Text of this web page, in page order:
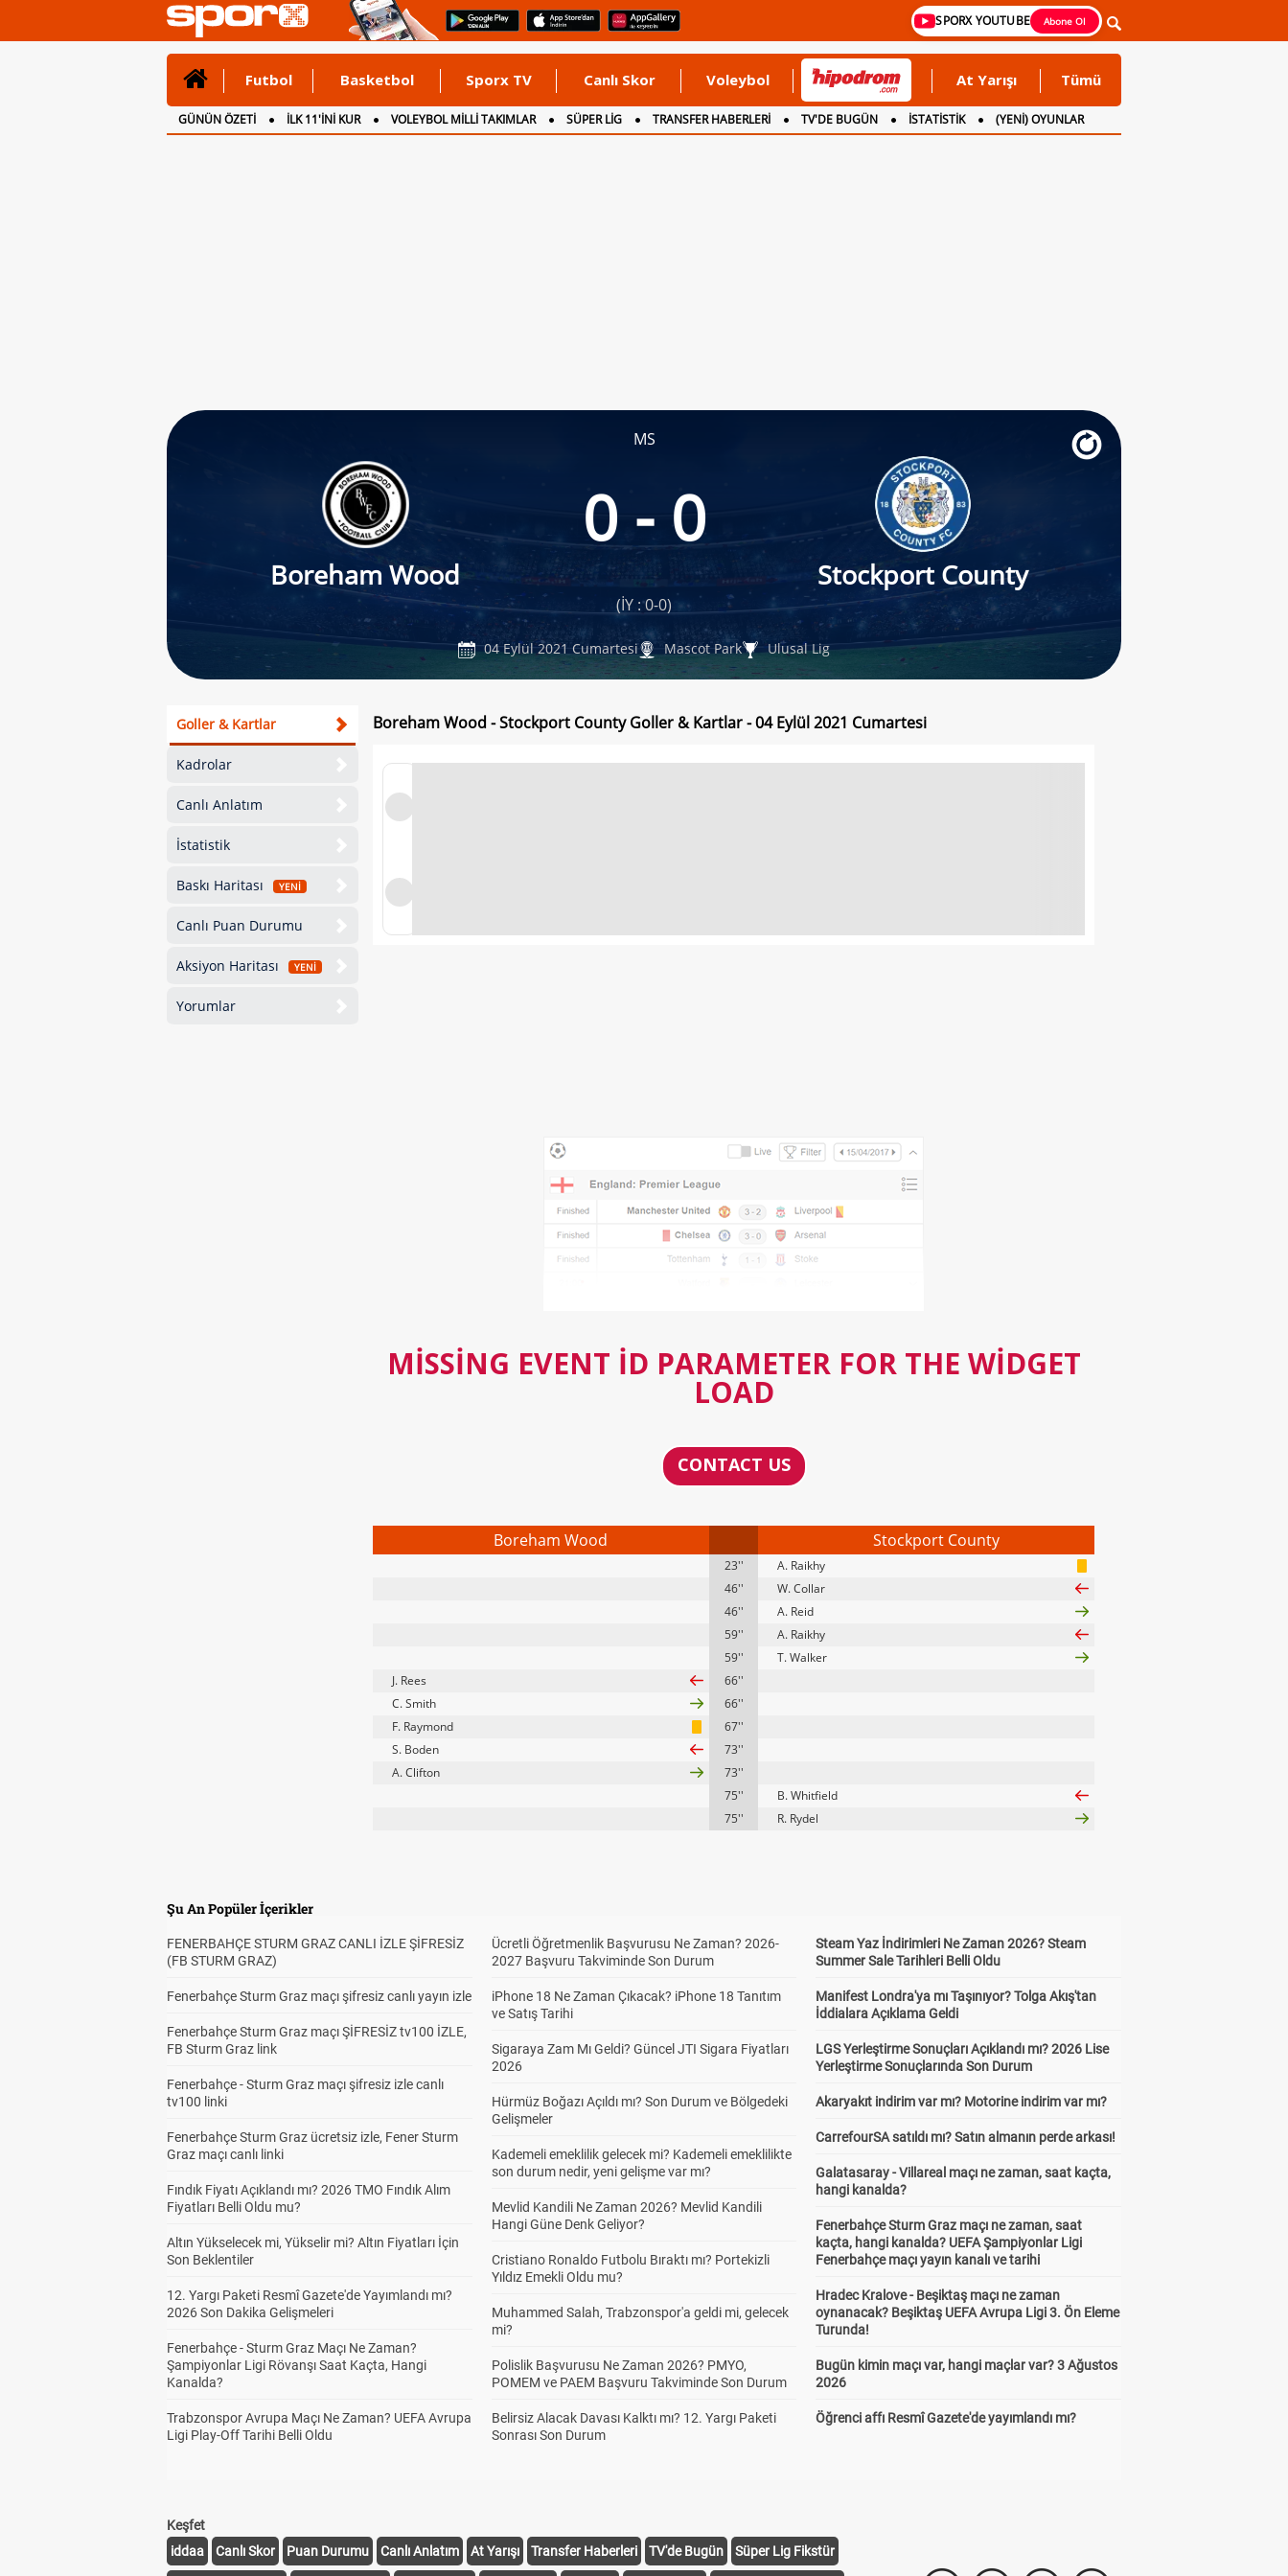
SPORX YOUTUBE Abone Ol
Futbol Basketbol Sporx TV Canlı Skor Voleybol At Yarışı Tümü
GÜNÜN ÖZETİ İLK 11'İNİ KUR VOLEYBOL MİLLİ TAKIMLAR SÜPER LİG TRANSFER HABERLERİ TV'DE BUGÜN İSTATİSTİK
(YENİ) OYUNLAR
CANLI ANLATIM
İNGİLTERE
MS
Boreham Wood
0 - 0
Stockport County
(İY : 0-0)
04 Eylül 2021 Cumartesi Mascot Park Ulusal Lig
Goller & Kartlar
Kadrolar
Canlı Anlatım
İstatistik
Baskı Haritası YENİ
Canlı Puan Durumu
Aksiyon Haritası YENİ
Yorumlar
Boreham Wood - Stockport County Goller & Kartlar - 04 Eylül 2021 Cumartesi
MISSING EVENT ID PARAMETER FOR THE WIDGET
LOAD
CONTACT US
Boreham Wood Stockport County
23''
A. Raikhy
46''
W. Collar
46''
A. Reid
59''
A. Raikhy
59''
T. Walker
J. Rees
66''
C. Smith
66''
F. Raymond
67''
S. Boden
73''
A. Clifton
73''
75''
B. Whitfield
75''
R. Rydel
Şu An Popüler İçerikler
FENERBAHÇE STURM GRAZ CANLI İZLE ŞİFRESİZ
(FB STURM GRAZ)
Fenerbahçe Sturm Graz maçı şifresiz canlı yayın izle
Fenerbahçe Sturm Graz maçı ŞİFRESİZ tv100 İZLE,
FB Sturm Graz link
Fenerbahçe - Sturm Graz maçı şifresiz izle canlı
tv100 linki
Fenerbahçe Sturm Graz ücretsiz izle, Fener Sturm
Graz maçı canlı linki
Fındık Fiyatı Açıklandı mı? 2026 TMO Fındık Alım
Fiyatları Belli Oldu mu?
Altın Yükselecek mi, Yükselir mi? Altın Fiyatları İçin
Son Beklentiler
12. Yargı Paketi Resmî Gazete'de Yayımlandı mı?
2026 Son Dakika Gelişmeleri
Fenerbahçe - Sturm Graz Maçı Ne Zaman?
Şampiyonlar Ligi Rövanşı Saat Kaçta, Hangi
Kanalda?
Trabzonspor Avrupa Maçı Ne Zaman? UEFA Avrupa
Ligi Play-Off Tarihi Belli Oldu
Ücretli Öğretmenlik Başvurusu Ne Zaman? 2026-
2027 Başvuru Takviminde Son Durum
iPhone 18 Ne Zaman Çıkacak? iPhone 18 Tanıtım
ve Satış Tarihi
Sigaraya Zam Mı Geldi? Güncel JTI Sigara Fiyatları
2026
Hürmüz Boğazı Açıldı mı? Son Durum ve Bölgedeki
Gelişmeler
Kademeli emeklilik gelecek mi? Kademeli emeklilikte
son durum nedir, yeni gelişme var mı?
Mevlid Kandili Ne Zaman 2026? Mevlid Kandili
Hangi Güne Denk Geliyor?
Cristiano Ronaldo Futbolu Bıraktı mı? Portekizli
Yıldız Emekli Oldu mu?
Muhammed Salah, Trabzonspor'a geldi mi, gelecek
mi?
Polislik Başvurusu Ne Zaman 2026? PMYO,
POMEM ve PAEM Başvuru Takviminde Son Durum
Belirsiz Alacak Davası Kalktı mı? 12. Yargı Paketi
Sonrası Son Durum
Steam Yaz İndirimleri Ne Zaman 2026? Steam
Summer Sale Tarihleri Belli Oldu
Manifest Londra'ya mı Taşınıyor? Tolga Akış'tan
İddialara Açıklama Geldi
LGS Yerleştirme Sonuçları Açıklandı mı? 2026 Lise
Yerleştirme Sonuçlarında Son Durum
Akaryakıt indirim var mı? Motorine indirim var mı?
CarrefourSA satıldı mı? Satın almanın perde arkası!
Galatasaray - Villareal maçı ne zaman, saat kaçta,
hangi kanalda?
Fenerbahçe Sturm Graz maçı ne zaman, saat
kaçta, hangi kanalda? UEFA Şampiyonlar Ligi
Fenerbahçe maçı yayın kanalı ve tarihi
Hradec Kralove - Beşiktaş maçı ne zaman
oynanacak? Beşiktaş UEFA Avrupa Ligi 3. Ön Eleme
Turunda!
Bugün kimin maçı var, hangi maçlar var? 3 Ağustos
2026
Öğrenci affı Resmî Gazete'de yayımlandı mı?
Keşfet
iddaa
Canlı Skor Puan Durumu Canlı Anlatım At Yarışı Transfer Haberleri TV'de Bugün Süper Lig Fikstür